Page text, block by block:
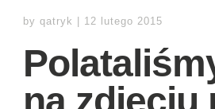
by qatryk 12 lutego 2015